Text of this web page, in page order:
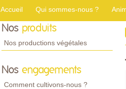
Accueil Qui sommes-nous ?
Nos produits
Nos productions végétales
Nos engagements
Comment cultivons-nous ?